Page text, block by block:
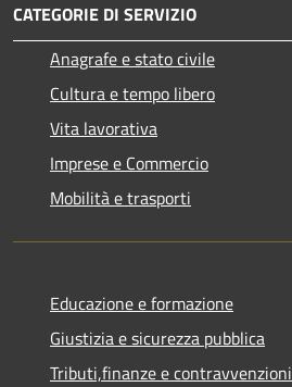
CATEGORIE DI SERVIZIO
Anagrafe e stato civile
Cultura e tempo libero
Vita lavorativa
Imprese e Commercio
Mobilità e trasporti
Educazione e formazione
Giustizia e sicurezza pubblica
Tributi,finanze e contravvenzioni